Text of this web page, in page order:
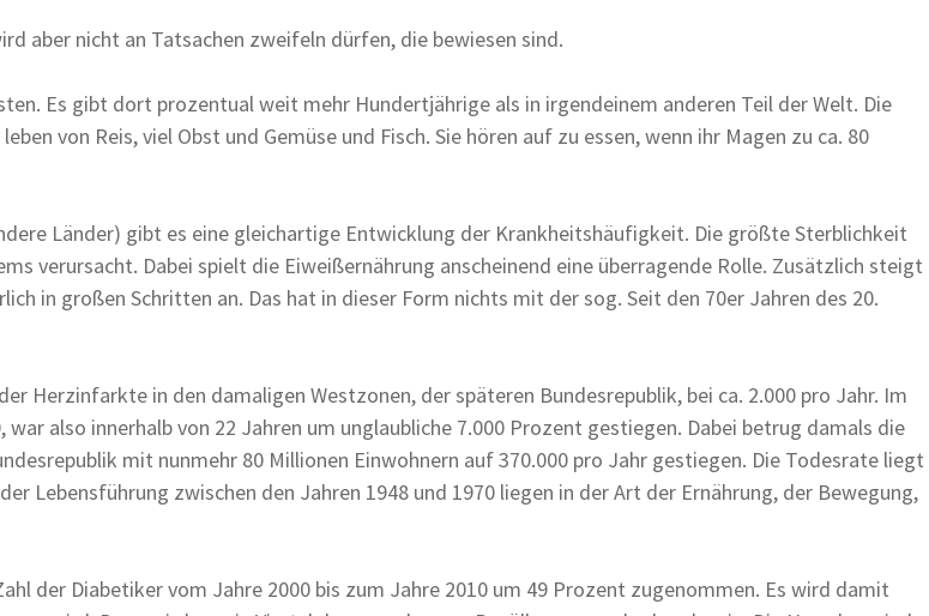
aber nicht an Tatsachen zweifeln dürfen, die bewiesen sind.
Es gibt dort prozentual weit mehr Hundertjährige als in irgendeinem anderen Teil der Welt. Die
von Reis, viel Obst und Gemüse und Fisch. Sie hören auf zu essen, wenn ihr Magen zu ca. 80
Länder) gibt es eine gleichartige Entwicklung der Krankheitshäufigkeit. Die größte Sterblichkeit
verursacht. Dabei spielt die Eiweißernährung anscheinend eine überragende Rolle. Zusätzlich steigt
in großen Schritten an. Das hat in dieser Form nichts mit der sog. Seit den 70er Jahren des 20.
Herzinfarkte in den damaligen Westzonen, der späteren Bundesrepublik, bei ca. 2.000 pro Jahr. Im
also innerhalb von 22 Jahren um unglaubliche 7.000 Prozent gestiegen. Dabei betrug damals die
mit nunmehr 80 Millionen Einwohnern auf 370.000 pro Jahr gestiegen. Die Todesrate liegt
Lebensführung zwischen den Jahren 1948 und 1970 liegen in der Art der Ernährung, der Bewegung,
der Diabetiker vom Jahre 2000 bis zum Jahre 2010 um 49 Prozent zugenommen. Es wird damit